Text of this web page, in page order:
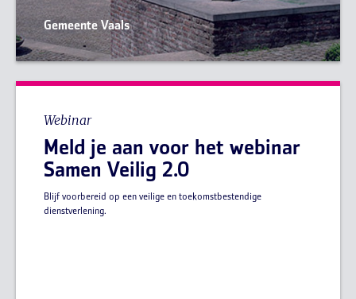
Gemeente Vaals
Webinar
Meld je aan voor het webinar
Samen Veilig 2.0
Blijf voorbereid op een veilige en toekomstbestendige
dienstverlening.